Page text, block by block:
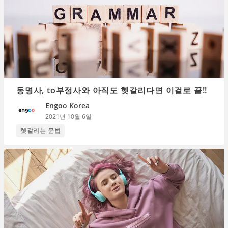
동명사, to부정사와 아직도 헷갈리다면 이걸로 끝!!
Engoo Korea
2021년 10월 6일
헷갈리는 문법